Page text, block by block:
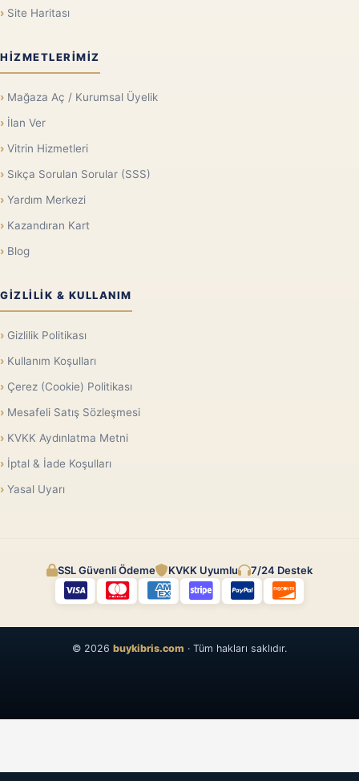
Site Haritası
HIZMETLERIMIZ
Mağaza Aç / Kurumsal Üyelik
İlan Ver
Vitrin Hizmetleri
Sıkça Sorulan Sorular (SSS)
Yardım Merkezi
Kazandıran Kart
Blog
GIZLILIK & KULLANIM
Gizlilik Politikası
Kullanım Koşulları
Çerez (Cookie) Politikası
Mesafeli Satış Sözleşmesi
KVKK Aydınlatma Metni
İptal & İade Koşulları
Yasal Uyarı
SSL Güvenli Ödeme KVKK Uyumlu 7/24 Destek
© 2026 buykibris.com · Tüm hakları saklıdır.